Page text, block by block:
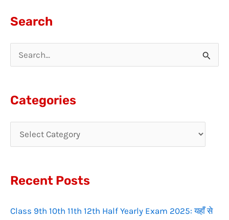
Search
h
o
:
Categories
Recent Posts
Class 9th 10th 11th 12th Half Yearly Exam 2025: यहाँ से